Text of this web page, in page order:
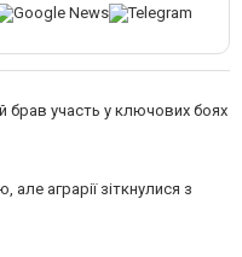
брав участь у ключових боях
але аграрії зіткнулися з